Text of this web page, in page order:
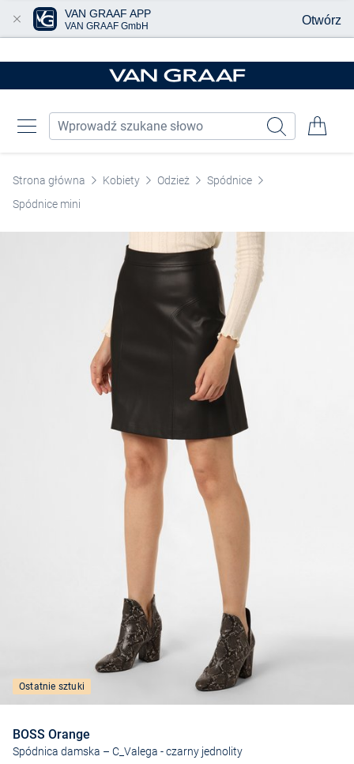
Strona główna Kobiety Odzież
Spódnice
Spódnice mini
Ostatnie sztuki
BOSS Orange
Spódnica damska – C_Valega - czarny jednolity
VAN GRAAF APP
VAN GRAAF GmbH Otwórz